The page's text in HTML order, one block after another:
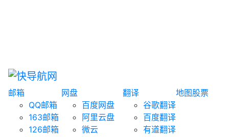
邮箱
QQ邮箱
163邮箱
126邮箱
网盘
百度网盘
阿里云盘
微云
翻译
谷歌翻译
百度翻译
有道翻译
地图股票